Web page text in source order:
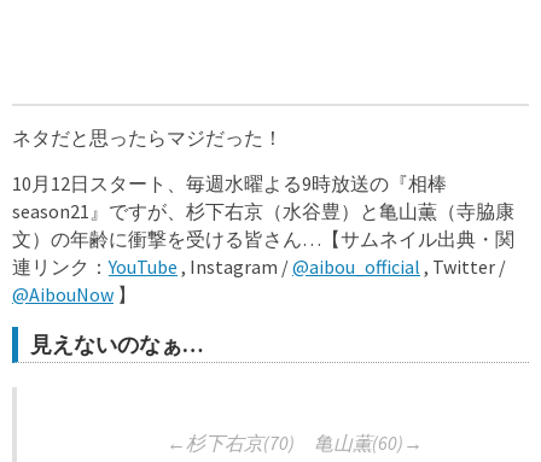
ネタだと思ったらマジだった！
10月12日スタート、毎週水曜よる9時放送の『相棒
season21』ですが、杉下右京（水谷豊）と亀山薫（寺脇康
文）の年齢に衝撃を受ける皆さん…【サムネイル出典・関
連リンク：YouTube , Instagram /@aibou_official , Twitter /
@AibouNow 】
見えないのなぁ…
←杉下右京(70) 亀山薫(60)→